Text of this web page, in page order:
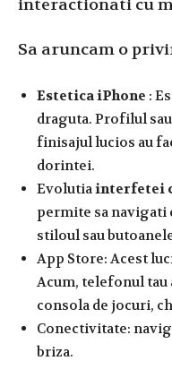
interactionati cu
Sa aruncam o
Estetica iPhone :
draguta. Profilul
finisajul lucios au
dorintei.
Evolutiainterfetei
permite sa navigati
stiloul sau
App Store: Acest
Acum, telefonul tau
consola de jocuri,
Conectivitate:
briza.